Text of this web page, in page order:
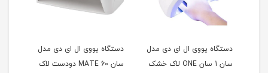
دستگاه یووی ال ای دی مدل
سان 1 سان ONE لاک خشک
دستگاه یووی ال ای دی مدل
سان MATE 60 دودست لاک